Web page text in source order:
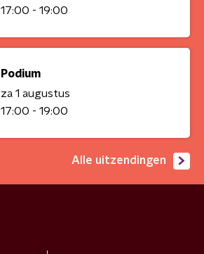
17:00 - 19:00
Podium
za 1 augustus
17:00 - 19:00
Alle uitzendingen